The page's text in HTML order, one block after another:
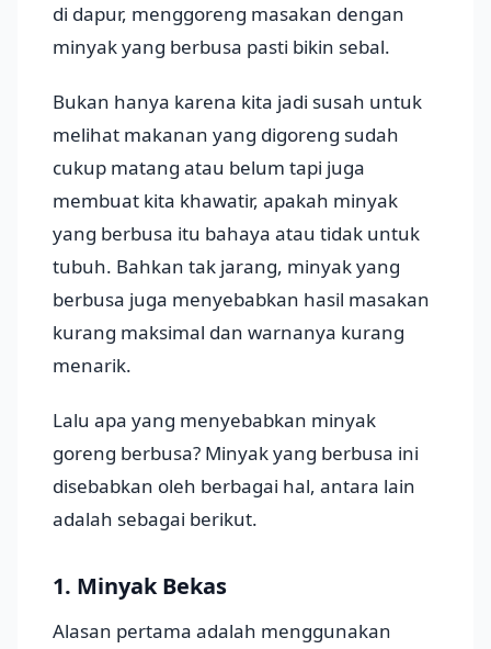
di dapur, menggoreng masakan dengan
minyak yang berbusa pasti bikin sebal.
Bukan hanya karena kita jadi susah untuk
melihat makanan yang digoreng sudah
cukup matang atau belum tapi juga
membuat kita khawatir, apakah minyak
yang berbusa itu bahaya atau tidak untuk
tubuh. Bahkan tak jarang, minyak yang
berbusa juga menyebabkan hasil masakan
kurang maksimal dan warnanya kurang
menarik.
Lalu apa yang menyebabkan minyak
goreng berbusa? Minyak yang berbusa ini
disebabkan oleh berbagai hal, antara lain
adalah sebagai berikut.
1. Minyak Bekas
Alasan pertama adalah menggunakan